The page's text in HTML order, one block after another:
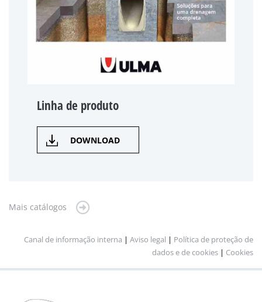
Linha de produto
DOWNLOAD
Mais catálogos
Canal de informação interna | Aviso legal | Política de proteção de
dados e de cookies | Cookies